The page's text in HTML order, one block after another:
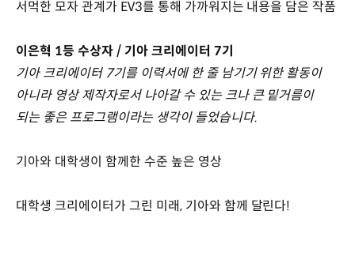
서먹한 모자 관계가 EV3를 통해 가까워지는 내용을 담은 작품
이은혁 1등 수상자 / 기아 크리에이터 7기
기아 크리에이터 7기를 이력서에 한 줄 남기기 위한 활동이
아니라 영상 제작자로서 나아갈 수 있는 크나 큰 밑거름이
되는 좋은 프로그램이라는 생각이 들었습니다.
기아와 대학생이 함께한 수준 높은 영상
대학생 크리에이터가 그린 미래, 기아와 함께 달린다!